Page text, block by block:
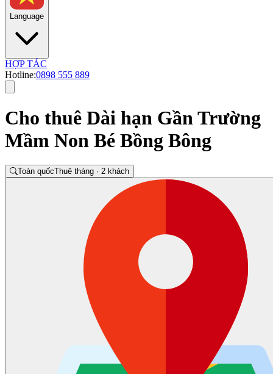
Language
HỢP TÁC
Hotline:0898 555 889
Cho thuê Dài hạn Gần Trường
Mầm Non Bé Bồng Bông
Toàn quốcThuê tháng · 2 khách